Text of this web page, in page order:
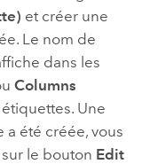
et créer une
Le nom de
dans les
Columns
Une
a été créée, vous
le bouton Edit